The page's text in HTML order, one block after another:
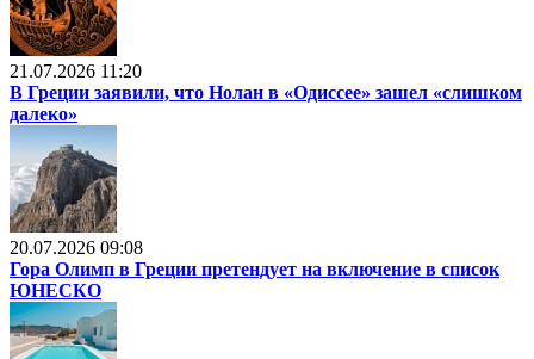
21.07.2026 11:20
В Греции заявили, что Нолан в «Одиссее» зашел «слишком
далеко»
20.07.2026 09:08
Гора Олимп в Греции претендует на включение в список
ЮНЕСКО